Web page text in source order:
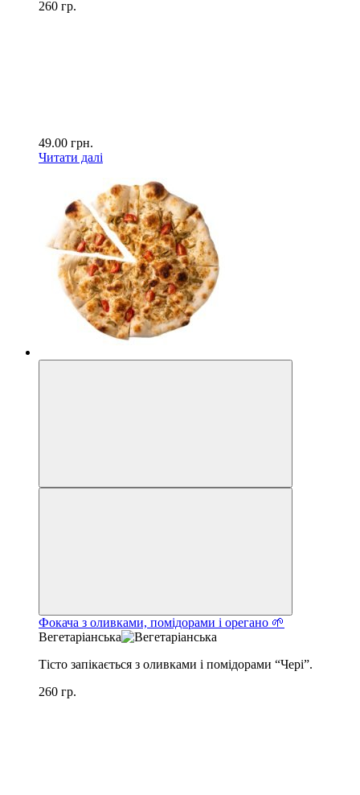
260 гр.
49.00 грн.
Читати далі
Фокача з оливками, помідорами і орегано 🌱
Вегетаріанська
Тісто запікається з оливками і помідорами “Чері”.
260 гр.